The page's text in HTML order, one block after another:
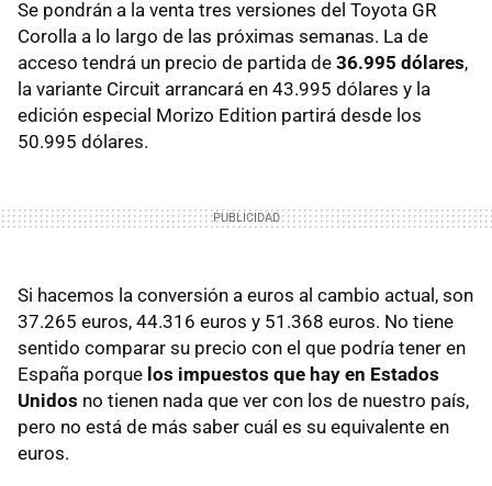
Se pondrán a la venta tres versiones del Toyota GR
Corolla a lo largo de las próximas semanas. La de
acceso tendrá un precio de partida de 36.995 dólares,
la variante Circuit arrancará en 43.995 dólares y la
edición especial Morizo Edition partirá desde los
50.995 dólares.
Si hacemos la conversión a euros al cambio actual, son
37.265 euros, 44.316 euros y 51.368 euros. No tiene
sentido comparar su precio con el que podría tener en
España porque los impuestos que hay en Estados
Unidos no tienen nada que ver con los de nuestro país,
pero no está de más saber cuál es su equivalente en
euros.